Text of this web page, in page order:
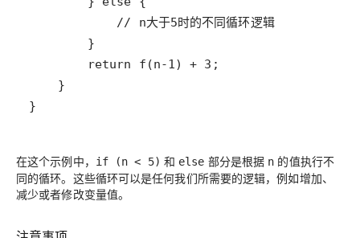
            // n大于5时的不同循环逻辑
}
在这个示例中， if (n < 5) 和 else 部分是根据 n 的值执行不
同的循环。这些循环可以是任何我们所需要的逻辑，例如增加、
减少或者修改变量值。